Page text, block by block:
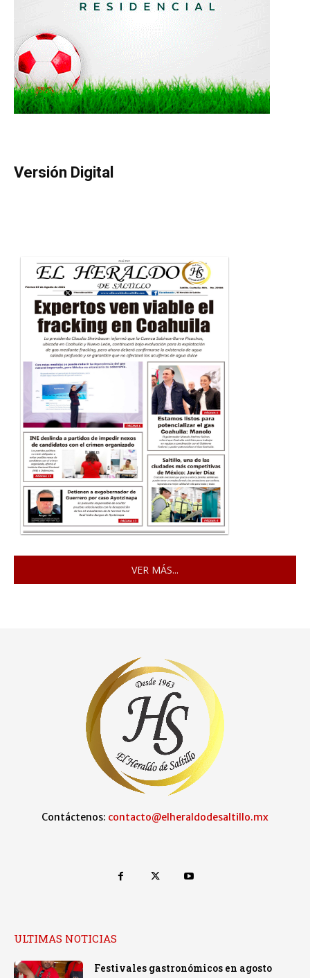
Versión Digital
VER MÁS...
Contáctenos: contacto@elheraldodesaltillo.mx
ULTIMAS NOTICIAS
Festivales gastronómicos en agosto